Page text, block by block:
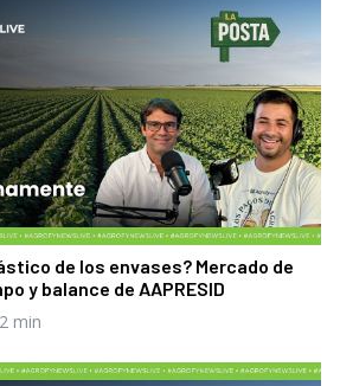
de los envases? Mercado de
y balance de AAPRESID
min